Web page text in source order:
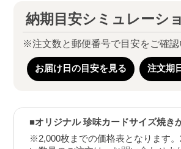
ミニスクエアクッキー アイシングビスケット
チョコマシュマロ ミニチョコマシュマロ
納期目安シミュレーシ
※注文数と郵便番号で目安をご確認
お届け日の目安を見る 注文期
■オリジナル 珍味カードサイズ焼き
※2,000枚までの価格表となります。